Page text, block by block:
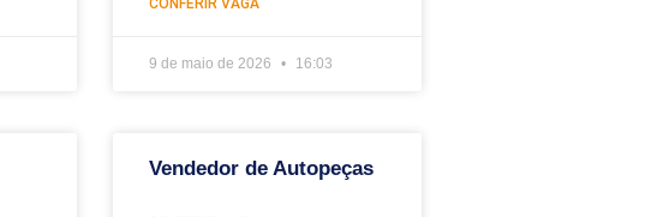
CONFERIR VAGA
9 de maio de 2026 16:03
Vendedor de Autopeças